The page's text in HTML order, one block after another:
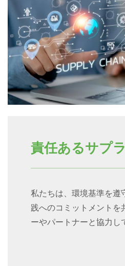
責任あるサプ
私たちは、環境基準を遵
践へのコミットメントを
ーやパートナーと協力し